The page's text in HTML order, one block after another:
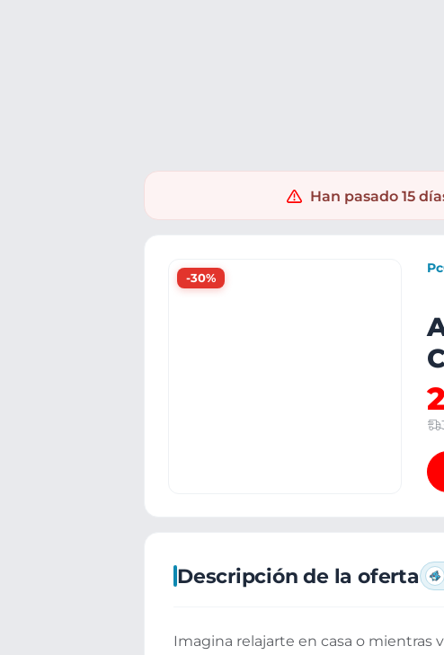
Han pasado 15
-30%
Descripción de la oferta
Imagina relajarte en casa o mientras